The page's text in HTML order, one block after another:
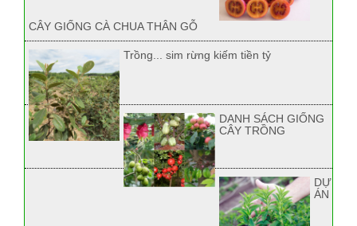
CÂY GIỐNG CÀ CHUA THÂN GỖ
Trồng... sim rừng kiếm tiền tỷ
DANH SÁCH GIỐNG
CÂY TRỒNG
DỰ
ÁN